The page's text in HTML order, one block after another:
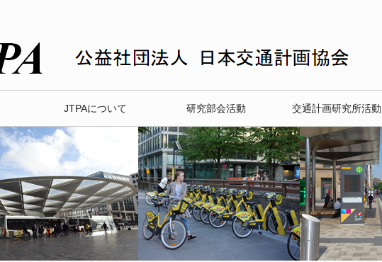
JTPAについて 研究部会活動 交通計画研究所活動